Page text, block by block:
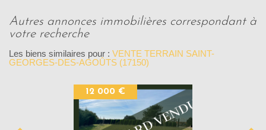
autres annonces immobilières correspondant à
votre recherche
Les biens similaires pour : VENTE TERRAIN SAINT-
GEORGES-DES-AGOÛTS (17150)
12 000 €